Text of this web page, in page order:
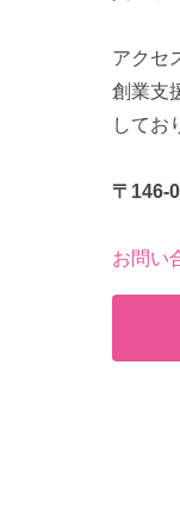
アクセ
創業支
してお
〒146-
お問い